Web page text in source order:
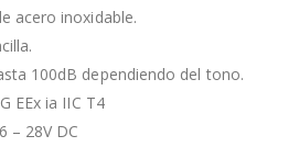
acero inoxidable.
100dB dependiendo del tono.
EEx ia IIC T4
– 28V DC